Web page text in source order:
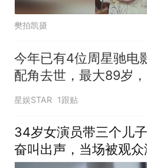
樊拍凯摄
今年已有4位周星驰电
配角去世，最大89岁，
星娱STAR 1跟贴
34岁女演员带三个儿
奋叫出声，当场被观